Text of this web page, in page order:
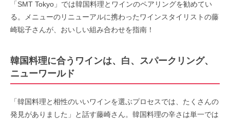
「SMT Tokyo」では韓国料理とワインのペアリングを勧めてい
る。メニューのリニューアルに携わったワインスタイリストの藤
崎聡子さんが、おいしい組み合わせを指南！
韓国料理に合うワインは、白、スパークリング、
ニューワールド
「韓国料理と相性のいいワインを選ぶプロセスでは、たくさんの
発見がありました」と話す藤崎さん。韓国料理の辛さは単一では